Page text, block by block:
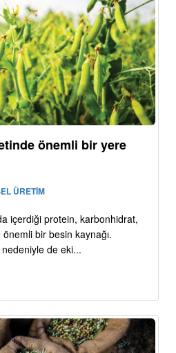
önemli bir yere
ÜRETİM
içerdiği protein, karbonhidrat,
bir besin kaynağı.
de eki...